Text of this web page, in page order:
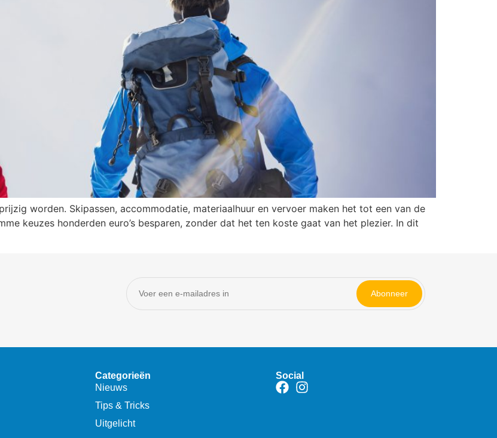
worden. Skipassen, accommodatie, materiaalhuur en vervoer maken het tot een van de
keuzes honderden euro’s besparen, zonder dat het ten koste gaat van het plezier. In dit
Abonneer
Categorieën
Nieuws
Tips & Tricks
Uitgelicht
Social